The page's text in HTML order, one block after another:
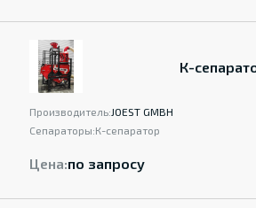
К-
Производитель:JOEST GMBH
Сепараторы:К-сепаратор
Цена:по запросу